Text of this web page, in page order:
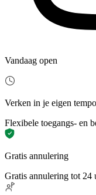
Vandaag open
Verken in je eigen tempo
Flexibele toegangs- en
Gratis annulering
Gratis annulering tot 24